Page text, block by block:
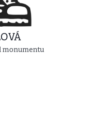
monumentu